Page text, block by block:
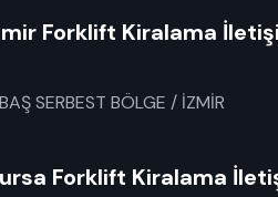
Forklift Kiralama
SERBEST BÖLGE / İZMİR
Forklift Kiralama